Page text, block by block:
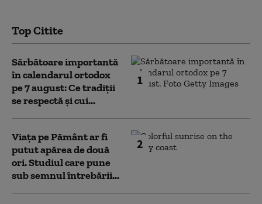
Top Citite
1
Sărbătoare importantă
în calendarul ortodox
pe 7 august: Ce tradiții
se respectă și cui...
2
Viața pe Pământ ar fi
putut apărea de două
ori. Studiul care pune
sub semnul întrebării...